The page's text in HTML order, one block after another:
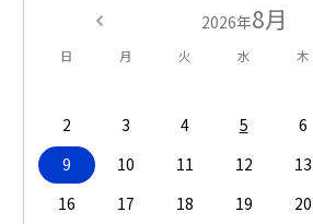
2026年8月
日 月 火 水 木
2
3 4 5 6
9
10 11 12 13
16
17 18 19 20